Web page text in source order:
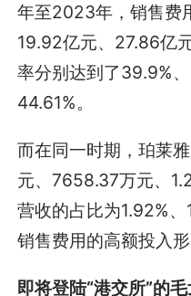
年至2023年，销售费
19.92亿元、27.86亿
率分别达到了39.9%
44.61%。
而在同一时期，珀莱
元、7658.37万元、
营收的占比为1.92%
销售费用的高额投入形
即将登陆“港交所”的